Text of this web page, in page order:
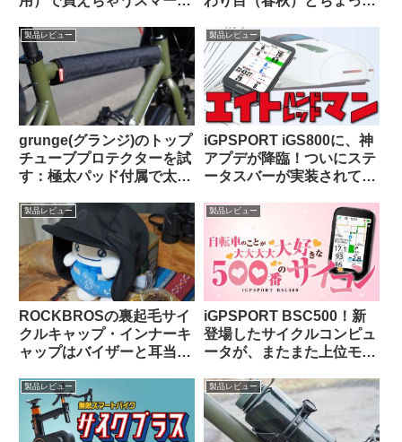
になるの？（なりまし
た！）
製品レビュー
grunge(グランジ)のトップ
チューブプロテクターを試
す：極太パッド付属で太め
【rin project製品との比較
も】
製品レビュー
iGPSPORT iGS800に、神
アプデが降臨！ついにステ
ータスバーが実装されて俺
製品レビュー
ROCKBROSの裏起毛サイ
クルキャップ・インナーキ
ャップはバイザーと耳当て
冬の高強度ライドにも良し
製品レビュー
iGPSPORT BSC500！新
登場したサイクルコンピュ
ータが、またまた上位モデ
製品レビュー 製品レビュー